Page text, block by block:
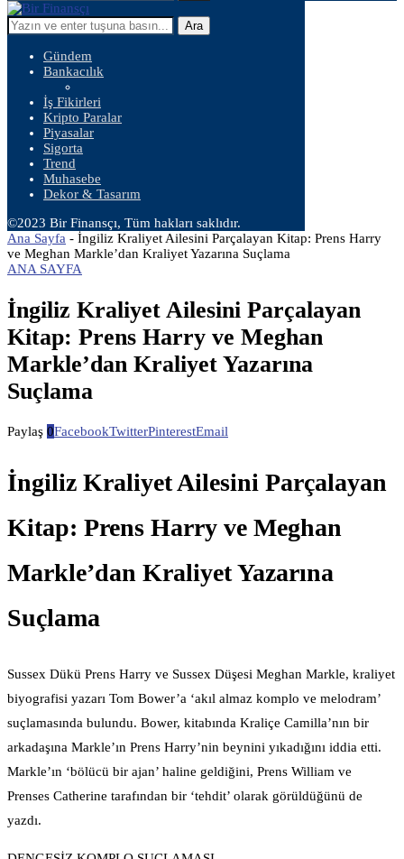
Ara
Gündem
Bankacılık
İş Fikirleri
Kripto Paralar
Piyasalar
Sigorta
Trend
Muhasebe
Dekor & Tasarım
©2023 Bir Finansçı, Tüm hakları saklıdır.
Ana Sayfa - İngiliz Kraliyet Ailesini Parçalayan Kitap: Prens Harry
ve Meghan Markle’dan Kraliyet Yazarına Suçlama
ANA SAYFA
İngiliz Kraliyet Ailesini Parçalayan
Kitap: Prens Harry ve Meghan
Markle’dan Kraliyet Yazarına
Suçlama
Paylaş 0FacebookTwitterPinterestEmail
İngiliz Kraliyet Ailesini Parçalayan
Kitap: Prens Harry ve Meghan
Markle’dan Kraliyet Yazarına
Suçlama
Sussex Dükü Prens Harry ve Sussex Düşesi Meghan Markle, kraliyet
biyografisi yazarı Tom Bower’a ‘akıl almaz komplo ve melodram’
suçlamasında bulundu. Bower, kitabında Kraliçe Camilla’nın bir
arkadaşına Markle’ın Prens Harry’nin beynini yıkadığını iddia etti.
Markle’ın ‘bölücü bir ajan’ haline geldiğini, Prens William ve
Prenses Catherine tarafından bir ‘tehdit’ olarak görüldüğünü de
yazdı.